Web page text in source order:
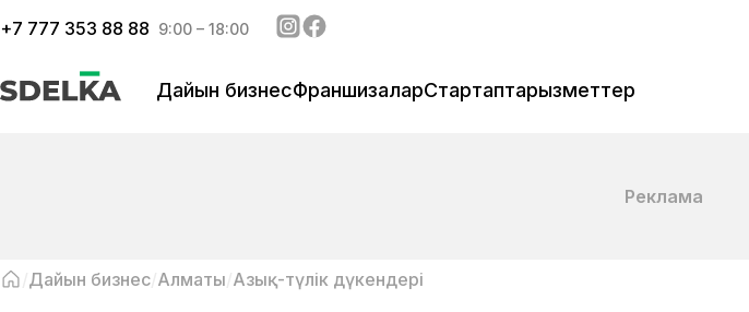
+7 777 353 88 88 9:00 – 18:00
Дайын бизнесФраншизаларСтартаптарҚызметтер
Реклама
Дайын бизнес Алматы Азық-түлік дүкендері